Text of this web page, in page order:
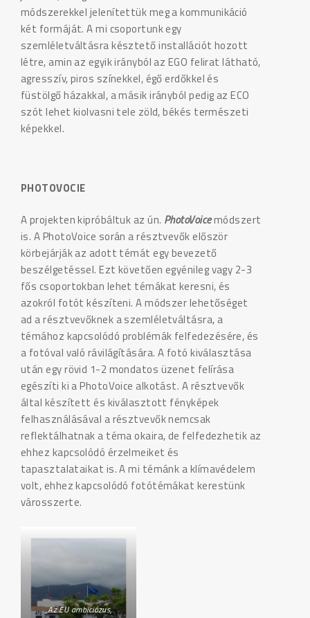
módszerekkel jelenítettük meg a kommunikáció
két formáját. A mi csoportunk egy
szemléletváltásra késztető installációt hozott
létre, amin az egyik irányból az EGO felirat látható,
agresszív, piros színekkel, égő erdőkkel és
füstölgő házakkal, a másik irányból pedig az ECO
szót lehet kiolvasni tele zöld, békés természeti
képekkel.
PHOTOVOCIE
A projekten kipróbáltuk az ún. PhotoVoicemódszert
is. A PhotoVoice során a résztvevők először
körbejárják az adott témát egy bevezető
beszélgetéssel. Ezt követően egyénileg vagy 2-3
fős csoportokban lehet témákat keresni, és
azokról fotót készíteni. A módszer lehetőséget
ad a résztvevőknek a szemléletváltásra, a
témához kapcsolódó problémák felfedezésére, és
a fotóval való rávilágítására. A fotó kiválasztása
után egy rövid 1-2 mondatos üzenet felírása
egészíti ki a PhotoVoice alkotást. A résztvevők
által készített és kiválasztott fényképek
felhasználásával a résztvevők nemcsak
reflektálhatnak a téma okaira, de felfedezhetik az
ehhez kapcsolódó érzelmeiket és
tapasztalataikat is. A mi témánk a klímavédelem
volt, ehhez kapcsolódó fotótémákat kerestünk
városszerte.
„Az EU ambiciózus,